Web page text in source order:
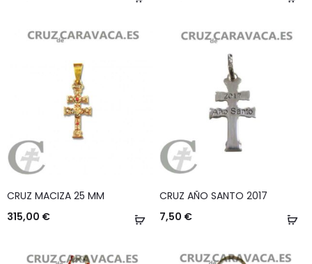
Añadir
CRUZ MACIZA 25 MM
315,00 €
CRUZ AÑO SANTO 2017
7,50 €